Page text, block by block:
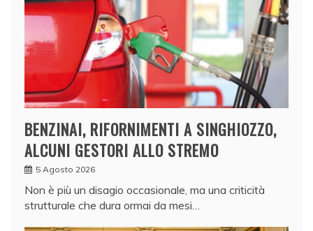
BENZINAI, RIFORNIMENTI A SINGHIOZZO,
ALCUNI GESTORI ALLO STREMO
5 Agosto 2026
Non è più un disagio occasionale, ma una criticità
strutturale che dura ormai da mesi…